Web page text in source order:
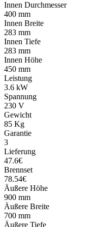
Innen Durchmesser
400 mm
Innen Breite
283 mm
Innen Tiefe
283 mm
Innen Höhe
450 mm
Leistung
3.6 kW
Spannung
230 V
Gewicht
85 Kg
Garantie
3
Lieferung
47.6€
Brennset
78.54€
Äußere Höhe
900 mm
Äußere Breite
700 mm
Äußere Tiefe